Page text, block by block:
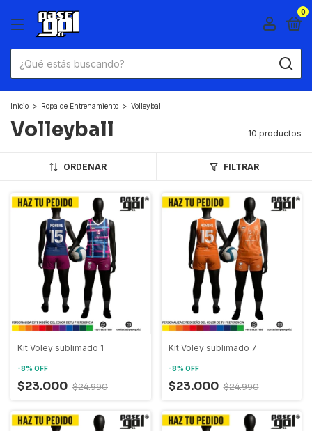
0
Inicio > Ropa de Entrenamiento > Volleyball
Volleyball 10 productos
ORDENAR FILTRAR
Kit Voley sublimado 1
-8% OFF
$23.000 $24.990
Kit Voley sublimado 7
-8% OFF
$23.000 $24.990